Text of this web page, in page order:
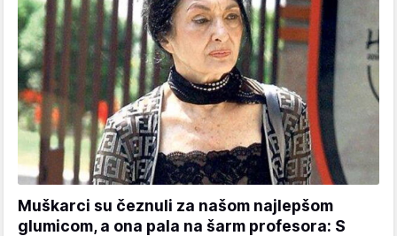
Muškarci su čeznuli za našom najlepšom
glumicom, a ona pala na šarm profesora: S